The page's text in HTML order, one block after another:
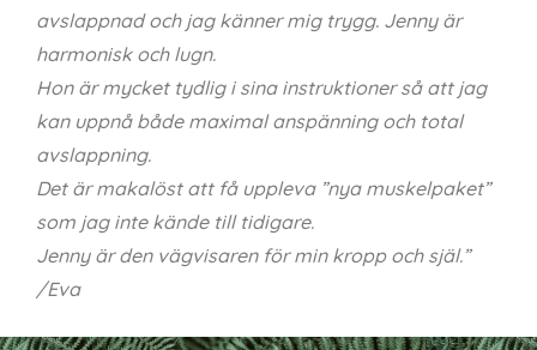
avslappnad och jag känner mig trygg. Jenny är
harmonisk och lugn.
Hon är mycket tydlig i sina instruktioner så att jag
kan uppnå både maximal anspänning och total
avslappning.
Det är makalöst att få uppleva ”nya muskelpaket”
som jag inte kände till tidigare.
Jenny är den vägvisaren för min kropp och själ.”
/Eva